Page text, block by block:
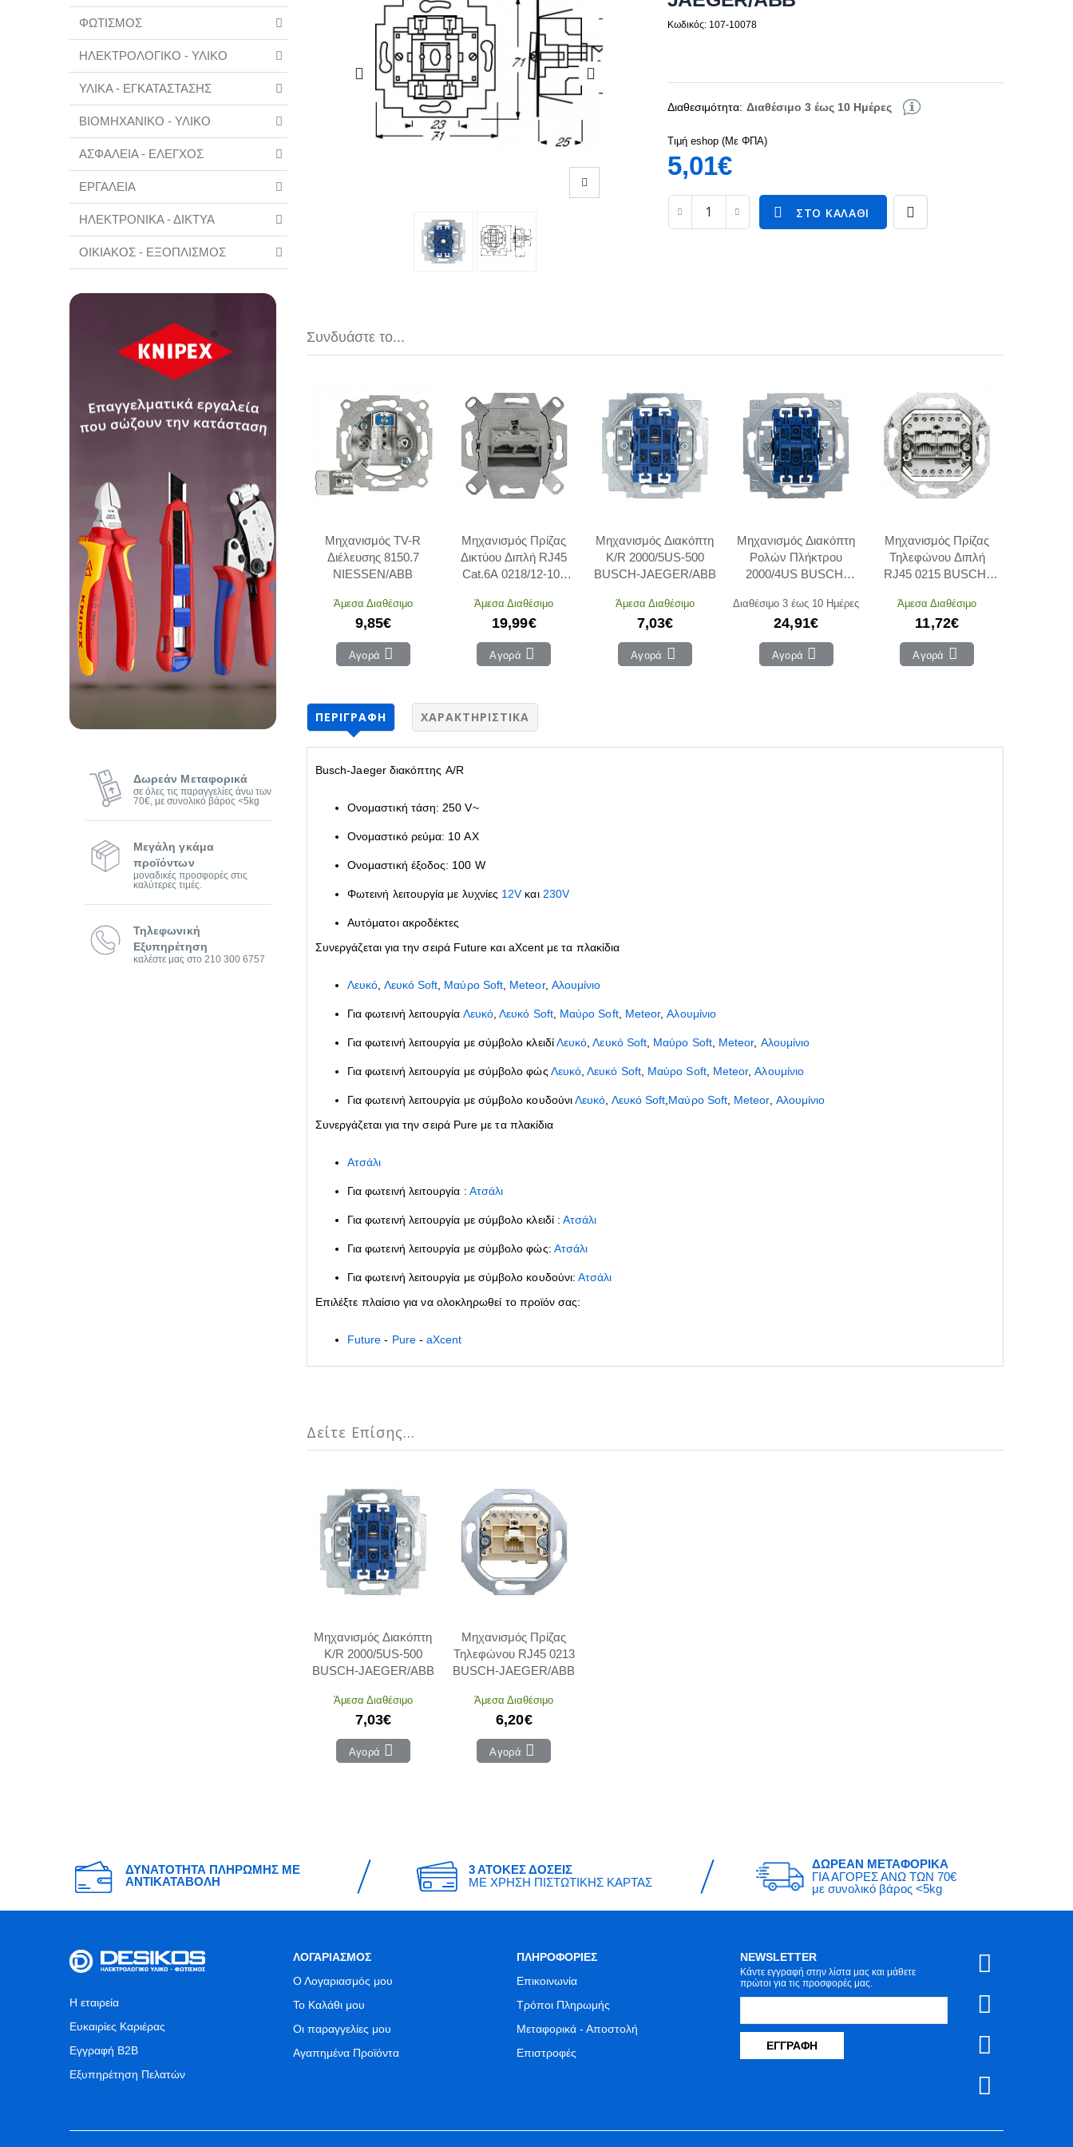
ΦΩΤΙΣΜΟΣ
ΗΛΕΚΤΡΟΛΟΓΙΚΟ - ΥΛΙΚΟ
ΥΛΙΚΑ - ΕΓΚΑΤΑΣΤΑΣΗΣ
ΒΙΟΜΗΧΑΝΙΚΟ - ΥΛΙΚΟ
ΑΣΦΑΛΕΙΑ - ΕΛΕΓΧΟΣ
ΕΡΓΑΛΕΙΑ
ΗΛΕΚΤΡΟΝΙΚΑ - ΔΙΚΤΥΑ
ΟΙΚΙΑΚΟΣ - ΕΞΟΠΛΙΣΜΟΣ
Δωρεάν Μεταφορικά
σε όλες τις παραγγελίες άνω των
70€, με συνολικό βάρος <5kg
Μεγάλη γκάμα
προϊόντων
μοναδικές προσφορές στις
καλύτερες τιμές.
Τηλεφωνική
Εξυπηρέτηση
καλέστε μας στο 210 300 6757
Κωδικός: 107-10078
Διαθεσιμότητα: Διαθέσιμο 3 έως 10 Ημέρες
Τιμή eshop (Με ΦΠΑ)
5,01€
ΣΤΟ ΚΑΛΆΘΙ
Συνδυάστε το...
Μηχανισμός TV-R
Διέλευσης 8150.7
NIESSEN/ABB
Άμεσα Διαθέσιμο
9,85€
Αγορά
Μηχανισμός Πρίζας
Δικτύου Διπλή RJ45
Cat.6A 0218/12-101
Άμεσα Διαθέσιμο
19,99€
Αγορά
Μηχανισμός Διακόπτη
K/R 2000/5US-500
BUSCH-JAEGER/ABB
Άμεσα Διαθέσιμο
7,03€
Αγορά
Μηχανισμός Διακόπτη
Ρολών Πλήκτρου
2000/4US BUSCH-
Διαθέσιμο 3 έως 10 Ημέρες
24,91€
Αγορά
Μηχανισμός Πρίζας
Τηλεφώνου Διπλή
RJ45 0215 BUSCH-
Άμεσα Διαθέσιμο
11,72€
Αγορά
ΠΕΡΙΓΡΑΦΉ ΧΑΡΑΚΤΗΡΙΣΤΙΚΆ
Busch-Jaeger διακόπτης A/R
Ονομαστική τάση: 250 V~
Ονομαστικό ρεύμα: 10 AX
Ονομαστική έξοδος: 100 W
Φωτεινή λειτουργία με λυχνίες 12Vκαι 230V
Αυτόματοι ακροδέκτες
Συνεργάζεται για την σειρά Future και aXcent με τα πλακίδια
Λευκό, Λευκό Soft, Μαύρο Soft, Meteor, Αλουμίνιο
Για φωτεινή λειτουργία Λευκό,Λευκό Soft, Μαύρο Soft, Meteor,Αλουμίνιο
Για φωτεινή λειτουργία με σύμβολο κλειδίΛευκό,Λευκό Soft, Μαύρο Soft, Meteor, Αλουμίνιο
Για φωτεινή λειτουργία με σύμβολο φώς Λευκό,Λευκό Soft, Μαύρο Soft, Meteor,Αλουμίνιο
Για φωτεινή λειτουργία με σύμβολο κουδούνιΛευκό, Λευκό Soft,Μαύρο Soft, Meteor, Αλουμίνιο
Συνεργάζεται για την σειρά Pure με τα πλακίδια
Ατσάλι
Για φωτεινή λειτουργία : Ατσάλι
Για φωτεινή λειτουργία με σύμβολο κλειδί :Ατσάλι
Για φωτεινή λειτουργία με σύμβολο φώς: Ατσάλι
Για φωτεινή λειτουργία με σύμβολο κουδούνι:Ατσάλι
Επιλέξτε πλαίσιο για να ολοκληρωθεί το προϊόν σας:
Future - Pure-aXcent
Δείτε Επίσης...
Μηχανισμός Διακόπτη
K/R 2000/5US-500
BUSCH-JAEGER/ABB
Άμεσα Διαθέσιμο
7,03€
Αγορά
Μηχανισμός Πρίζας
Τηλεφώνου RJ45 0213
BUSCH-JAEGER/ABB
Άμεσα Διαθέσιμο
6,20€
Αγορά
ΔΥΝΑΤΟΤΗΤΑ ΠΛΗΡΩΜΗΣ ΜΕ
ΑΝΤΙΚΑΤΑΒΟΛΗ
3 ΑΤΟΚΕΣ ΔΟΣΕΙΣ
ΜΕ ΧΡΗΣΗ ΠΙΣΤΩΤΙΚΗΣ ΚΑΡΤΑΣ
ΔΩΡΕΑΝ ΜΕΤΑΦΟΡΙΚΑ
ΓΙΑ ΑΓΟΡΕΣ ΑΝΩ ΤΩΝ 70€
με συνολικό βάρος <5kg
Η εταιρεία
Ευκαιρίες Καριέρας
Εγγραφή B2B
Εξυπηρέτηση Πελατών
ΛΟΓΑΡΙΑΣΜΟΣ
Ο Λογαριασμός μου
Το Καλάθι μου
Οι παραγγελίες μου
Αγαπημένα Προϊόντα
ΠΛΗΡΟΦΟΡΙΕΣ
Επικοινωνία
Τρόποι Πληρωμής
Μεταφορικά - Αποστολή
Επιστροφές
NEWSLETTER
Κάντε εγγραφή στην λίστα μας και μάθετε
πρώτοι για τις προσφορές μας.
ΕΓΓΡΑΦΉ